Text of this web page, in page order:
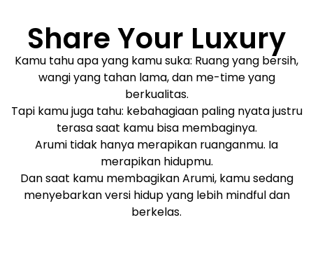
Share Your Luxury
Kamu tahu apa yang kamu suka: Ruang yang bersih,
wangi yang tahan lama, dan me-time yang
berkualitas.
Tapi kamu juga tahu: kebahagiaan paling nyata justru
terasa saat kamu bisa membaginya.
Arumi tidak hanya merapikan ruanganmu. Ia
merapikan hidupmu.
Dan saat kamu membagikan Arumi, kamu sedang
menyebarkan versi hidup yang lebih mindful dan
berkelas.